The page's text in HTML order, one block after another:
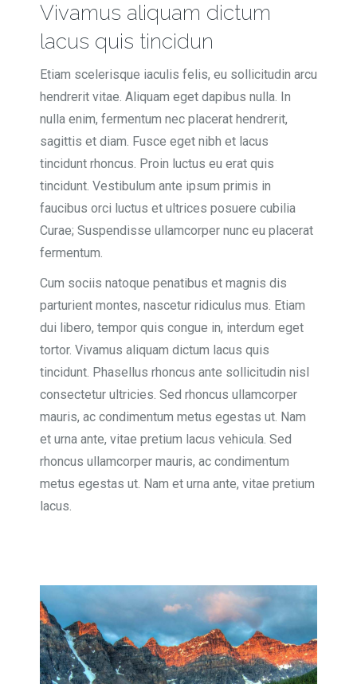
Vivamus aliquam dictum
lacus quis tincidun
Etiam scelerisque iaculis felis, eu sollicitudin arcu
hendrerit vitae. Aliquam eget dapibus nulla. In
nulla enim, fermentum nec placerat hendrerit,
sagittis et diam. Fusce eget nibh et lacus
tincidunt rhoncus. Proin luctus eu erat quis
tincidunt. Vestibulum ante ipsum primis in
faucibus orci luctus et ultrices posuere cubilia
Curae; Suspendisse ullamcorper nunc eu placerat
fermentum.
Cum sociis natoque penatibus et magnis dis
parturient montes, nascetur ridiculus mus. Etiam
dui libero, tempor quis congue in, interdum eget
tortor. Vivamus aliquam dictum lacus quis
tincidunt. Phasellus rhoncus ante sollicitudin nisl
consectetur ultricies. Sed rhoncus ullamcorper
mauris, ac condimentum metus egestas ut. Nam
et urna ante, vitae pretium lacus vehicula. Sed
rhoncus ullamcorper mauris, ac condimentum
metus egestas ut. Nam et urna ante, vitae pretium
lacus.